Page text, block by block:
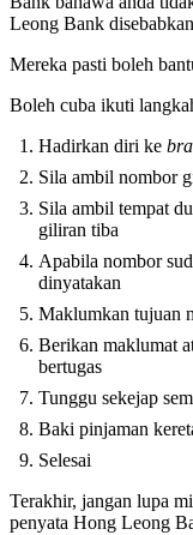
Leong Bank
Mereka pasti boleh
Boleh cuba ikuti
Hadirkan diri ke
Sila ambil nombor
Sila ambil tempat
giliran tiba
Apabila nombor
dinyatakan
Maklumkan tujuan
Berikan maklumat
bertugas
Tunggu sekejap
Baki pinjaman
Selesai
Terakhir, jangan lupa
penyata Hong Leong